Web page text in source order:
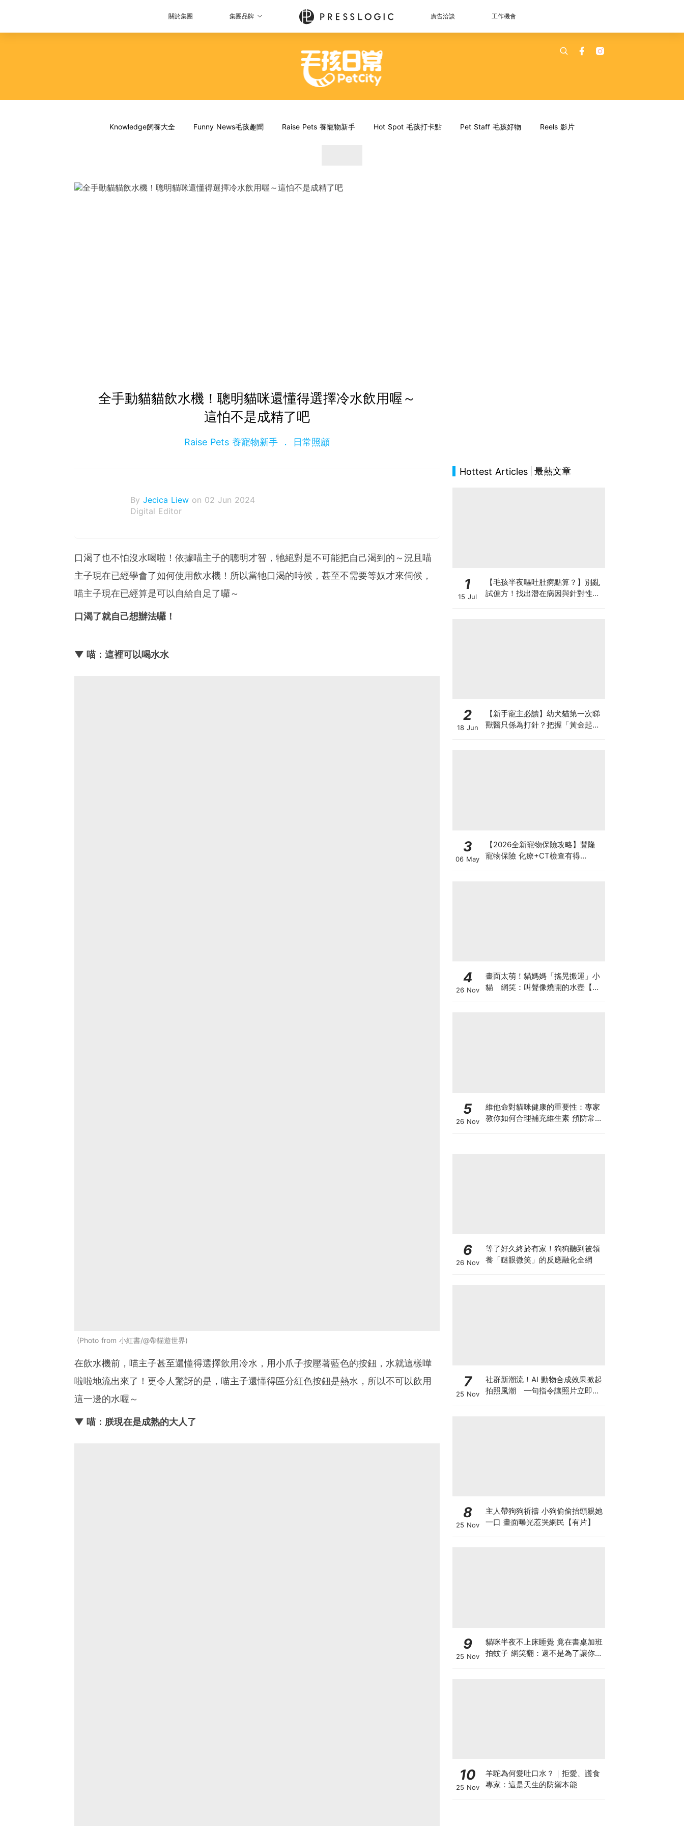
關於集團 集團品牌 廣告洽談 工作機會
Knowledge飼養大全 Funny News毛孩趣聞 Raise Pets 養寵物新手 Hot Spot 毛孩打卡點 Pet Staff 毛孩好物 Reels 影片
全手動貓貓飲水機！聰明貓咪還懂得選擇冷水飲用喔～
這怕不是成精了吧
Raise Pets 養寵物新手 日常照顧
By Jecica Liew on 02 Jun 2024
Digital Editor
口渴了也不怕沒水喝啦！依據喵主子的聰明才智，牠絕對是不可能把自己渴到的～況且喵
主子現在已經學會了如何使用飲水機！所以當牠口渴的時候，甚至不需要等奴才來伺候，
喵主子現在已經算是可以自給自足了囉～
口渴了就自己想辦法囉！
▼ 喵：這裡可以喝水水
Photo from 小紅書/@帶貓遊世界
在飲水機前，喵主子甚至還懂得選擇飲用冷水，用小爪子按壓著藍色的按鈕，水就這樣嘩
啦啦地流出來了！更令人驚訝的是，喵主子還懂得區分紅色按鈕是熱水，所以不可以飲用
這一邊的水喔～
▼ 喵：朕現在是成熟的大人了
Hottest Articles 最熱文章
1
15 Jul
【毛孩半夜嘔吐肚痾點算？】別亂
試偏方！找出潛在病因與針對性營
2
18 Jun
【新手寵主必讀】幼犬貓第一次睇
獸醫只係為打針？把握「黃金起跑
3
06 May
【2026全新寵物保險攻略】豐隆
寵物保險 化療+CT檢查有得
4
26 Nov
畫面太萌！貓媽媽「搖晃搬運」小
貓 網笑：叫聲像燒開的水壺【有
5
26 Nov
維他命對貓咪健康的重要性：專家
教你如何合理補充維生素 預防常見
6
26 Nov
等了好久終於有家！狗狗聽到被領
養「瞇眼微笑」的反應融化全網
7
25 Nov
社群新潮流！AI 動物合成效果掀起
拍照風潮 一句指令讓照片立即升
8
25 Nov
主人帶狗狗祈禱 小狗偷偷抬頭親她
一口 畫面曝光惹哭網民【有片】
9
25 Nov
貓咪半夜不上床睡覺 竟在書桌加班
拍蚊子 網笑翻：還不是為了讓你睡
10
25 Nov
羊駝為何愛吐口水？｜拒愛、護食
專家：這是天生的防禦本能